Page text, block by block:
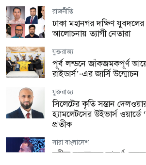
যুক্তরাজ্য
লন্ডনে অবৈধ কর্মীদের
বছরে গ্রেপ্তার ২,১৭২
প্রবাস
মালয়েশিয়ায় তিন বাংলাদেশির
নিজেদের মধ্যে মারামারির দাবি
জাতীয়
জামায়াত নেতার বিরুদ্ধে
অভিযোগ, শিক্ষাপ্রতিষ্ঠানে ভাঙচুর
ভারত সরকারের সঙ্গে শেখ
রাজনীতি
ঢাকা মহানগর দক্ষিণ
আলোচনায় ত্যাগী নেতারা
যুক্তরাজ্য
পূর্ব লন্ডনে জাঁকজমকপূর্ণ
রাইডার্স’-এর জার্সি উন্মোচন
যুক্তরাজ্য
সিলেটের কৃতি সন্তান
হ্যামলেটসের উইভার্স ওয়ার্ডে
প্রতীক
সারা বাংলাদেশ
রবীন্দ্র-নজরুলের আদর্শ